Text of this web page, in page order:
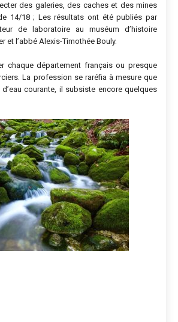
des galeries, des caches et des mines
14/18 ; Les résultats ont été publiés par
de laboratoire au muséum d’histoire
et l’abbé Alexis-Timothée Bouly.
chaque département français ou presque
La profession se raréfia à mesure que
d’eau courante, il subsiste encore quelques